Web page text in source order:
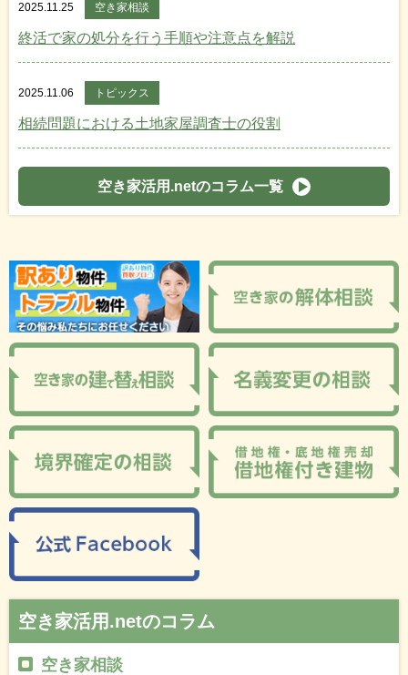
2025.11.25 空き家相談
終活で家の処分を行う手順や注意点を解説
2025.11.06 トピックス
相続問題における土地家屋調査士の役割
空き家活用.netのコラム一覧
空き家活用.netのコラム
空き家相談